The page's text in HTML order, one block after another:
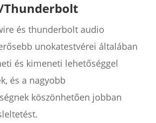
Thunderbolt
és thunderbolt audio
unokatestvérei általában
és kimeneti lehetőséggel
és a nagyobb
köszönhetően jobban